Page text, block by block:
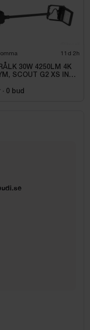
11d 2h
30W 4250LM 4K
SCOUT G2 XS INKL
· 0 bud